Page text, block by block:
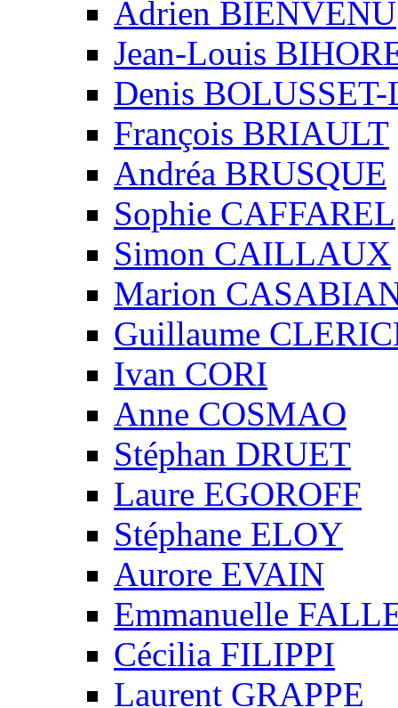
Adrien BIENVENU
Jean-Louis
Denis
François BRIAULT
Andréa BRUSQUE
Sophie CAFFAREL
Simon CAILLAUX
Marion
Guillaume
Ivan CORI
Anne COSMAO
Stéphan DRUET
Laure EGOROFF
Stéphane ELOY
Aurore EVAIN
Emmanuelle
Cécilia FILIPPI
Laurent GRAPPE